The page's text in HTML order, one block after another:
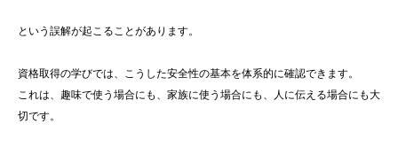
という誤解が起こることがあります。
資格取得の学びでは、こうした安全性の基本を体系的に確認できます。
これは、趣味で使う場合にも、家族に使う場合にも、人に伝える場合にも大
切です。